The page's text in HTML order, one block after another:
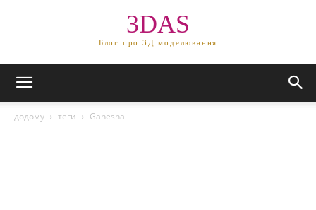
3DAS
Блог про 3Д моделювання
додому теги Ganesha